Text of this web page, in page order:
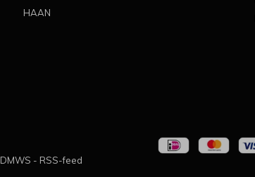
HAAN
DMWS - RSS-feed